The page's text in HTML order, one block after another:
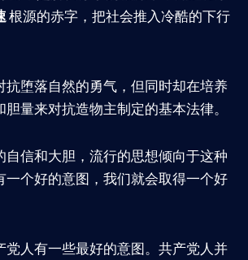
根源的赤字，把社会推入冷酷的下行
抗堕落自然的勇气，但同时却在培养
量来对抗造物主制定的基本法律。
自信和大胆，流行的思想倾向于这种
一个好的意图，我们就会取得一个好
党人有一些最好的意图。共产党人并